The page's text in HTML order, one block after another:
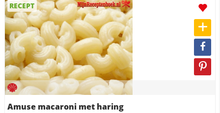
RECEPT
Amuse macaroni met haring